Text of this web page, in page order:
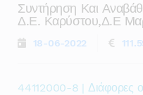
Συντήρηση Και
Δ.ε. Καρύστου,δ.ε
18-06-2022
44112000-8 | Διάφορες